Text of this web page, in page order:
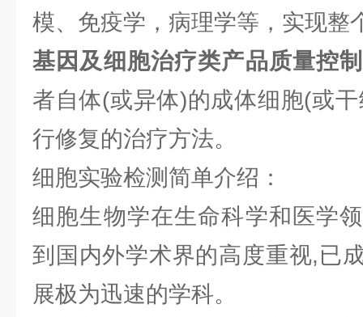
模、免疫学，病理学等，实现整
基因及细胞治疗类产品质量控
者自体(或异体)的成体细胞(或
行修复的治疗方法。
细胞实验检测简单介绍：
细胞生物学在生命科学和医学
到国内外学术界的高度重视,已
展极为迅速的学科。